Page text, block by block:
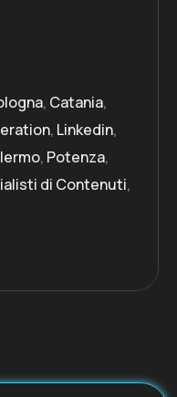
, Catania,
, Linkedin,
, Potenza,
di Contenuti,